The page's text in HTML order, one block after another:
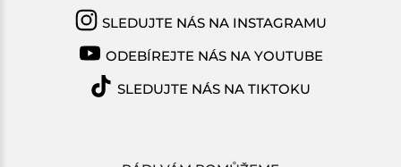
SLEDUJTE NÁS NA INSTAGRAMU
ODEBÍREJTE NÁS NA YOUTUBE
SLEDUJTE NÁS NA TIKTOKU